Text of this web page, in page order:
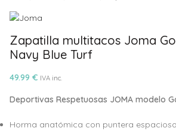
Zapatilla multitacos Joma
Navy Blue Turf
49.99 € IVA inc.
Deportivas Respetuosas JOMA modelo
Horma anatómica con puntera espaciosa